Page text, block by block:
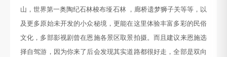
山，世界第一奥陶纪石林梭布垭石林 ，廊桥遗梦狮子关等等，以
及更多原始未开发的小众秘境，更能在这里体验丰富多彩的民俗
文化 ， 多部影视剧曾在恩施各景区取景拍摄。而且建议来恩施选
择自驾游，因为你来了后会发现其实道路都很好走，全部是双向